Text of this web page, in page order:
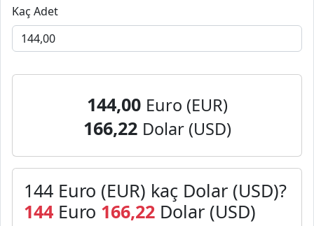
Kaç Adet
144,00 Euro (EUR)
166,22 Dolar (USD)
144 Euro (EUR) kaç Dolar (USD)?
144 Euro 166,22 Dolar (USD)